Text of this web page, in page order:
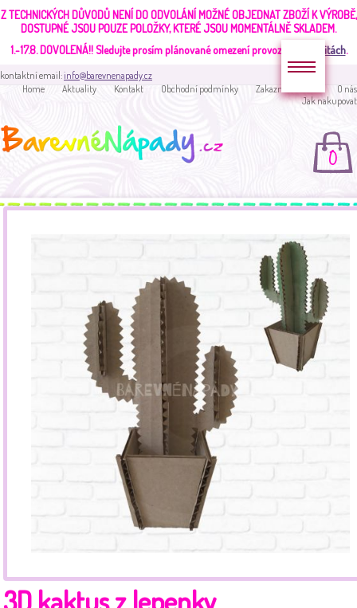
Z TECHNICKÝCH DŮVODŮ NENÍ DO ODVOLÁNÍ MOŽNÉ OBJEDNAT ZBOŽÍ K VÝROBĚ,
DOSTUPNÉ JSOU POUZE POLOŽKY, KTERÉ JSOU MOMENTÁLNĚ SKLADEM.
1.-17.8. DOVOLENÁ!!Sledujte prosím plánované omezení provozu v aktualitách.
kontaktní email:info@barevnenapady.cz
Home
Aktuality Kontakt Obchodní podmínky Zakaznická sekce
O nás
Jak nakupovat
0
3D kaktus z lepenky